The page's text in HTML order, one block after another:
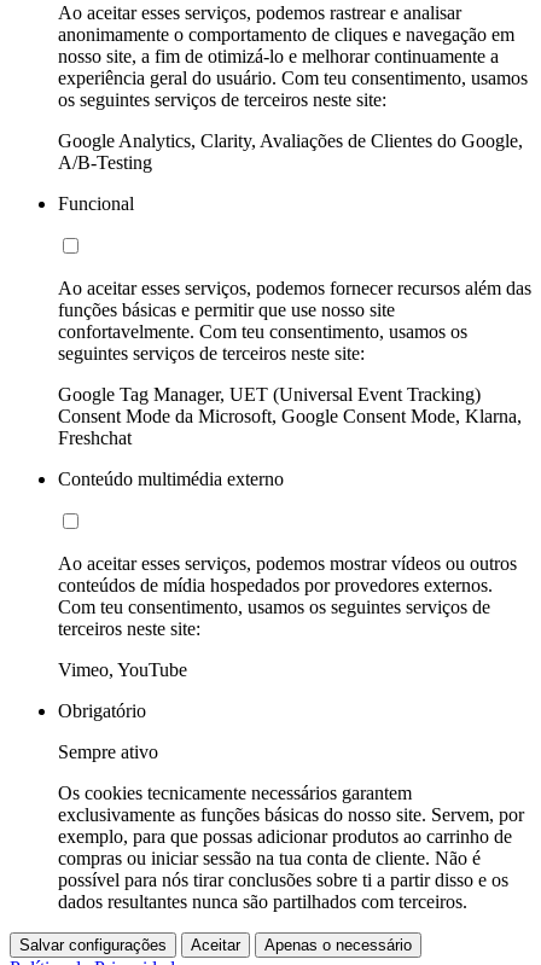
Ao aceitar esses serviços, podemos rastrear e analisar
anonimamente o comportamento de cliques e navegação em
nosso site, a fim de otimizá-lo e melhorar continuamente a
experiência geral do usuário. Com teu consentimento, usamos
os seguintes serviços de terceiros neste site:
Google Analytics, Clarity, Avaliações de Clientes do Google,
A/B-Testing
Funcional
Ao aceitar esses serviços, podemos fornecer recursos além das
funções básicas e permitir que use nosso site
confortavelmente. Com teu consentimento, usamos os
seguintes serviços de terceiros neste site:
Google Tag Manager, UET (Universal Event Tracking)
Consent Mode da Microsoft, Google Consent Mode, Klarna,
Freshchat
Conteúdo multimédia externo
Ao aceitar esses serviços, podemos mostrar vídeos ou outros
conteúdos de mídia hospedados por provedores externos.
Com teu consentimento, usamos os seguintes serviços de
terceiros neste site:
Vimeo, YouTube
Obrigatório
Sempre ativo
Os cookies tecnicamente necessários garantem
exclusivamente as funções básicas do nosso site. Servem, por
exemplo, para que possas adicionar produtos ao carrinho de
compras ou iniciar sessão na tua conta de cliente. Não é
possível para nós tirar conclusões sobre ti a partir disso e os
dados resultantes nunca são partilhados com terceiros.
Salvar configurações Aceitar Apenas o necessário